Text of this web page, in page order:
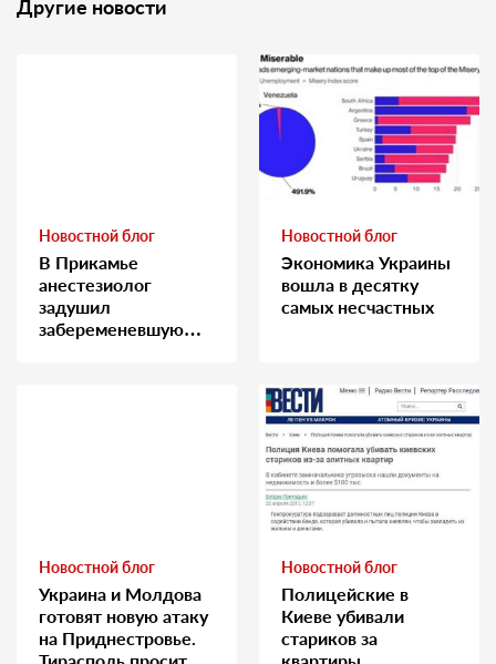
Другие новости
Новостной блог
В Прикамье
анестезиолог
задушил
забеременевшую
Новостной блог
Экономика Украины
вошла в десятку
самых несчастных
Новостной блог
Украина и Молдова
готовят новую атаку
на Приднестровье.
Новостной блог
Полицейские в
Киеве убивали
стариков за